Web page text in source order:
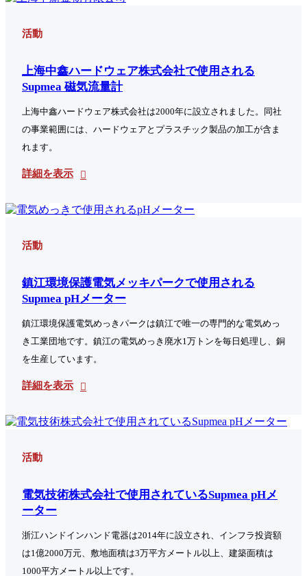
活動
上海中鑫ハードウェア株式会社で使用される
Supmea 磁気流量計
上海中鑫ハードウェア株式会社は2000年に設立されました。同社
の事業範囲には、ハードウェアとプラスチック製品の加工が含ま
れます。
詳細を表示
活動
鎮江環境保護電気メッキパークで使用される
Supmea pHメーター
鎮江環境保護電気めっきパークは鎮江で唯一の専門的な電気めっ
き工業団地です。鎮江の電気めっき廃水1万トンを毎日処理し、銅
を生産しています。
詳細を表示
活動
電気技術株式会社で使用されているSupmea pHメ
ーター
浙江ハンドインハンド電器は2014年に設立され、インフラ投資額
は1億2000万元、敷地面積は3万平方メートル以上、建築面積は
1000平方メートル以上です。